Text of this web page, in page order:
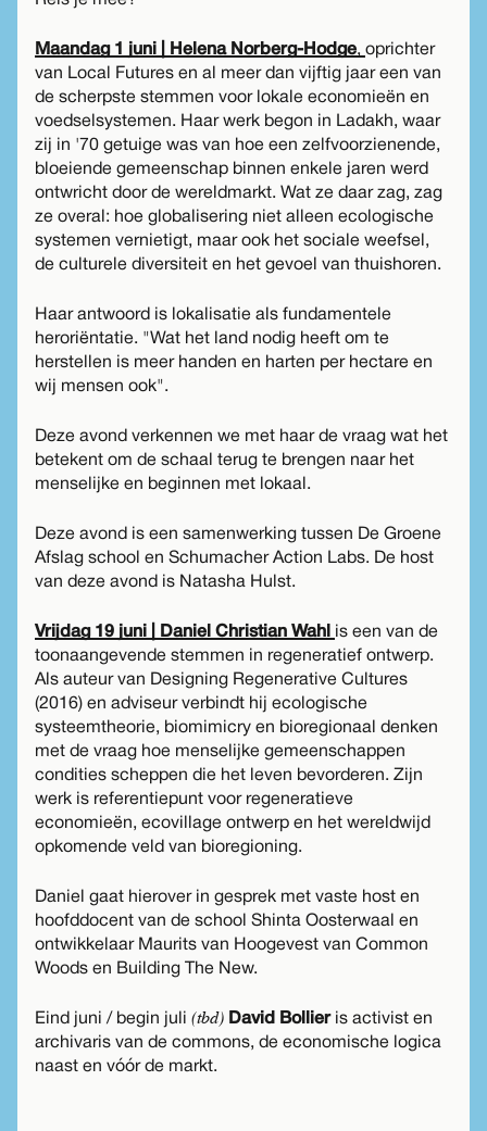
Maandag 1 juni | Helena Norberg-Hodge, oprichter
van Local Futures en al meer dan vijftig jaar een van
de scherpste stemmen voor lokale economieën en
voedselsystemen. Haar werk begon in Ladakh, waar
zij in '70 getuige was van hoe een zelfvoorzienende,
bloeiende gemeenschap binnen enkele jaren werd
ontwricht door de wereldmarkt. Wat ze daar zag, zag
ze overal: hoe globalisering niet alleen ecologische
systemen vernietigt, maar ook het sociale weefsel,
de culturele diversiteit en het gevoel van thuishoren.
Haar antwoord is lokalisatie als fundamentele
heroriëntatie. "Wat het land nodig heeft om te
herstellen is meer handen en harten per hectare en
wij mensen ook".
Deze avond verkennen we met haar de vraag wat het
betekent om de schaal terug te brengen naar het
menselijke en beginnen met lokaal.
Deze avond is een samenwerking tussen De Groene
Afslag school en Schumacher Action Labs. De host
van deze avond is Natasha Hulst.
Vrijdag 19 juni | Daniel Christian Wahl is een van de
toonaangevende stemmen in regeneratief ontwerp.
Als auteur van Designing Regenerative Cultures
(2016) en adviseur verbindt hij ecologische
systeemtheorie, biomimicry en bioregionaal denken
met de vraag hoe menselijke gemeenschappen
condities scheppen die het leven bevorderen. Zijn
werk is referentiepunt voor regeneratieve
economieën, ecovillage ontwerp en het wereldwijd
opkomende veld van bioregioning.
Daniel gaat hierover in gesprek met vaste host en
hoofddocent van de school Shinta Oosterwaal en
ontwikkelaar Maurits van Hoogevest van Common
Woods en Building The New.
Eind juni / begin juli (tbd) David Bollier is activist en
archivaris van de commons, de economische logica
naast en vóór de markt.